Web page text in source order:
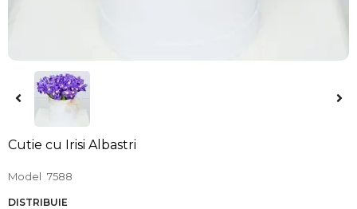
Cutie cu Irisi Albastri
Model 7588
DISTRIBUIE